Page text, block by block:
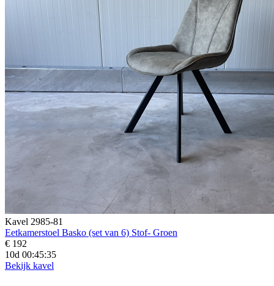
Kavel 2985-81
Eetkamerstoel Basko (set van 6) Stof- Groen
€ 192
10d 00:45:33
Bekijk kavel